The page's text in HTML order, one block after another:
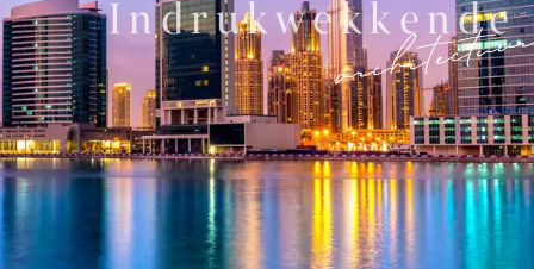
Indrukwekkende